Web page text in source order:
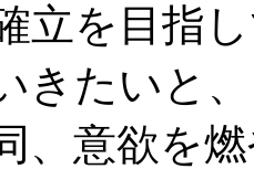
立を目指
きたいと、
、意欲を